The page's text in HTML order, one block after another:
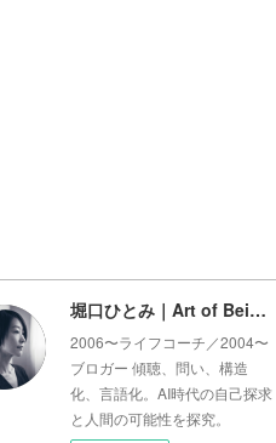
堀口ひとみ｜Art of Being Lab
2006〜ライフコーチ／2004〜
ブロガー 傾聴、問い、構造
化、言語化。AI時代の自己探求
と人間の可能性を探究。